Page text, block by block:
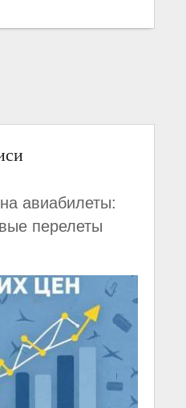
авиабилеты:
перелеты